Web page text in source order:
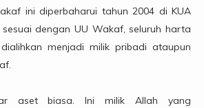
ini diperbaharui tahun 2004 di KUA
dengan UU Wakaf, seluruh harta
menjadi milik pribadi ataupun
aset biasa. Ini milik Allah yang